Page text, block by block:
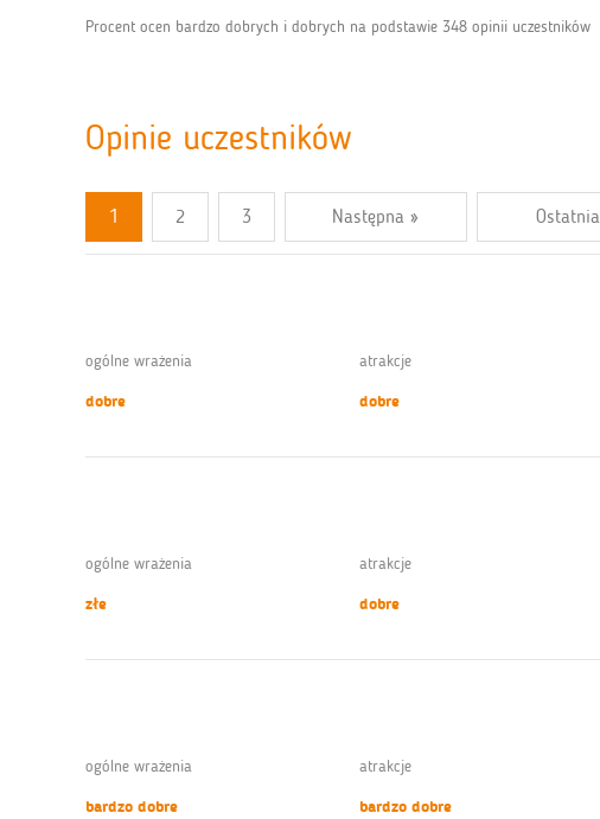
Procent ocen bardzo dobrych i dobrych na podstawie 348 opinii uczestników
Opinie uczestników
1 2 3 Następna » Ostatnia
ogólne wrażenia
dobre
atrakcje
dobre
ogólne wrażenia
złe
atrakcje
dobre
ogólne wrażenia
bardzo dobre
atrakcje
bardzo dobre